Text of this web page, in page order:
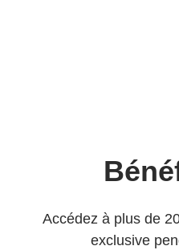
Accédez à plus de
exclusive